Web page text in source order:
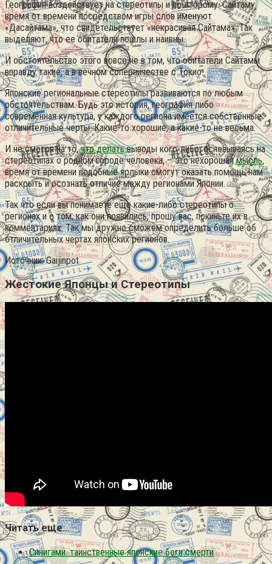
География воздействует на стереотипы и по-второму. Сайтаму
время от времени посредством игры слов именуют
«Дасайтама», что свидетельствует «некрасивая Сайтама». Так
выделяют, что ее обитатели пошлы и наивны.
И обстоятельство этого вовсе не в том, что обитатели Сайтамы
вправду такие, а в вечном соперничестве с Токио.
Японские региональные стереотипы развиваются по любым
обстоятельствам. Будь это история, география либо
современная культура, у каждого региона имеется собственные
отличительные черты. Какие-то хорошие, а какие-то не весьма.
И не смотря на то,что делатьвыводы кого-либо, основываясь на
стереотипах о родном городе человека, – это нехорошаямысль,
время от времени подобные ярлыки смогут оказать помощь нам
раскрыть и осознать отличие между регионами Японии.
Так что если вы понимаете еще какие-либо стереотипы о
регионах и о том, как они появились, прошу вас, покиньте их в
комментариях. Так мы дружно сможем определить больше об
отличительных чертах японских регионов.
Источник: Gaijinpot
Жестокие Японцы и Стереотипы
Читать еще…
Синигами. таинственные японские боги смерти